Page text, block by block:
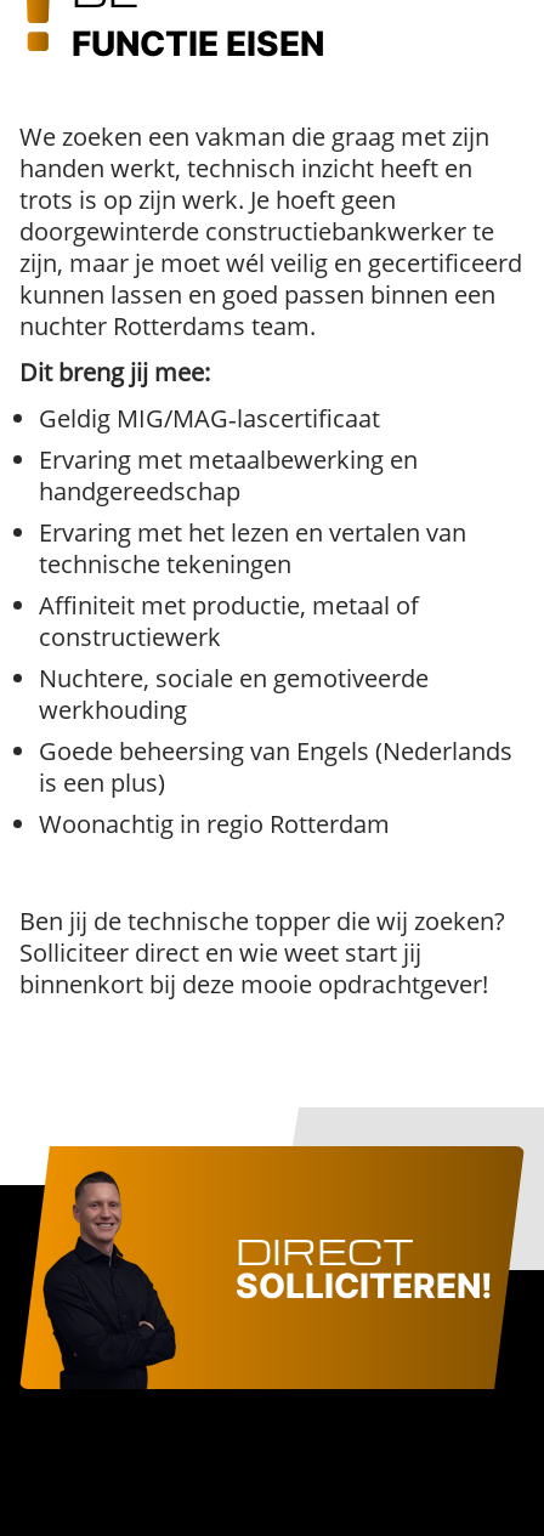
FUNCTIE EISEN
We zoeken een vakman die graag met zijn
handen werkt, technisch inzicht heeft en
trots is op zijn werk. Je hoeft geen
doorgewinterde constructiebankwerker te
zijn, maar je moet wél veilig en gecertificeerd
kunnen lassen en goed passen binnen een
nuchter Rotterdams team.
Dit breng jij mee:
Geldig MIG/MAG‑lascertificaat
Ervaring met metaalbewerking en
handgereedschap
Ervaring met het lezen en vertalen van
technische tekeningen
Affiniteit met productie, metaal of
constructiewerk
Nuchtere, sociale en gemotiveerde
werkhouding
Goede beheersing van Engels (Nederlands
is een plus)
Woonachtig in regio Rotterdam
Ben jij de technische topper die wij zoeken?
Solliciteer direct en wie weet start jij
binnenkort bij deze mooie opdrachtgever!
DIRECT
SOLLICITEREN!